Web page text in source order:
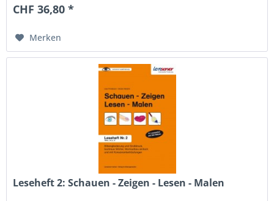
CHF 36,80 *
Merken
Leseheft 2: Schauen - Zeigen - Lesen - Malen